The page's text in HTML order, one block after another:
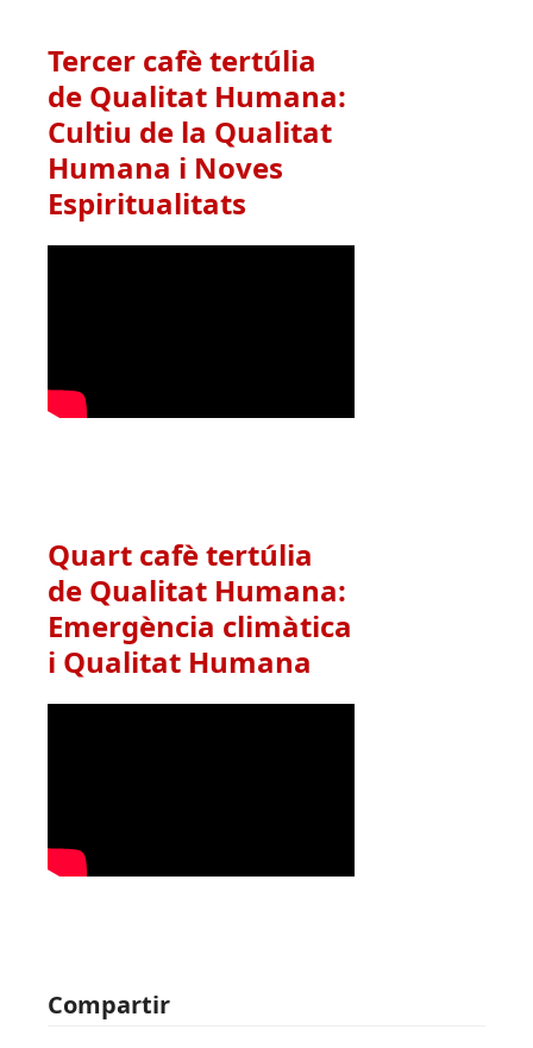
Tercer cafè tertúlia
de Qualitat Humana:
Cultiu de la Qualitat
Humana i Noves
Espiritualitats
Quart cafè tertúlia
de Qualitat Humana:
Emergència climàtica
i Qualitat Humana
Compartir